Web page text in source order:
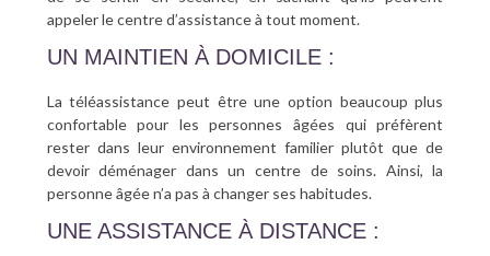
appeler le centre d’assistance à tout moment.
UN MAINTIEN À DOMICILE :
La téléassistance peut être une option beaucoup plus
confortable pour les personnes âgées qui préfèrent
rester dans leur environnement familier plutôt que de
devoir déménager dans un centre de soins. Ainsi, la
personne âgée n’a pas à changer ses habitudes.
UNE ASSISTANCE À DISTANCE :